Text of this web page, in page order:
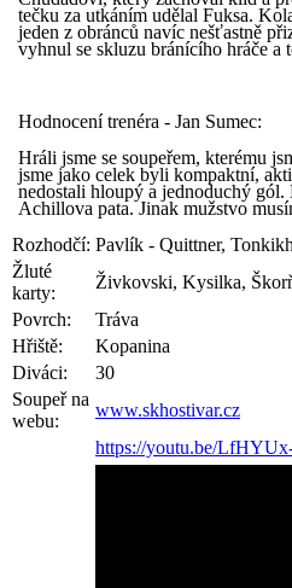
tečku za utkáním udělal Fuksa.
jeden z obránců navíc nešťastně
vyhnul se skluzu bránícího hráče a
Hodnocení trenéra - Jan Sumec:
Hráli jsme se soupeřem, kterému
jsme jako celek byli kompaktní,
nedostali hloupý a jednoduchý gól.
Achillova pata. Jinak mužstvo
Rozhodčí: Pavlík - Quittner, Tonkikh
Žluté
karty:
Živkovski, Kysilka,
Povrch:
Tráva
Hřiště:
Kopanina
Diváci:
30
Soupeř na
webu:
www.skhostivar.cz
https://youtu.be/